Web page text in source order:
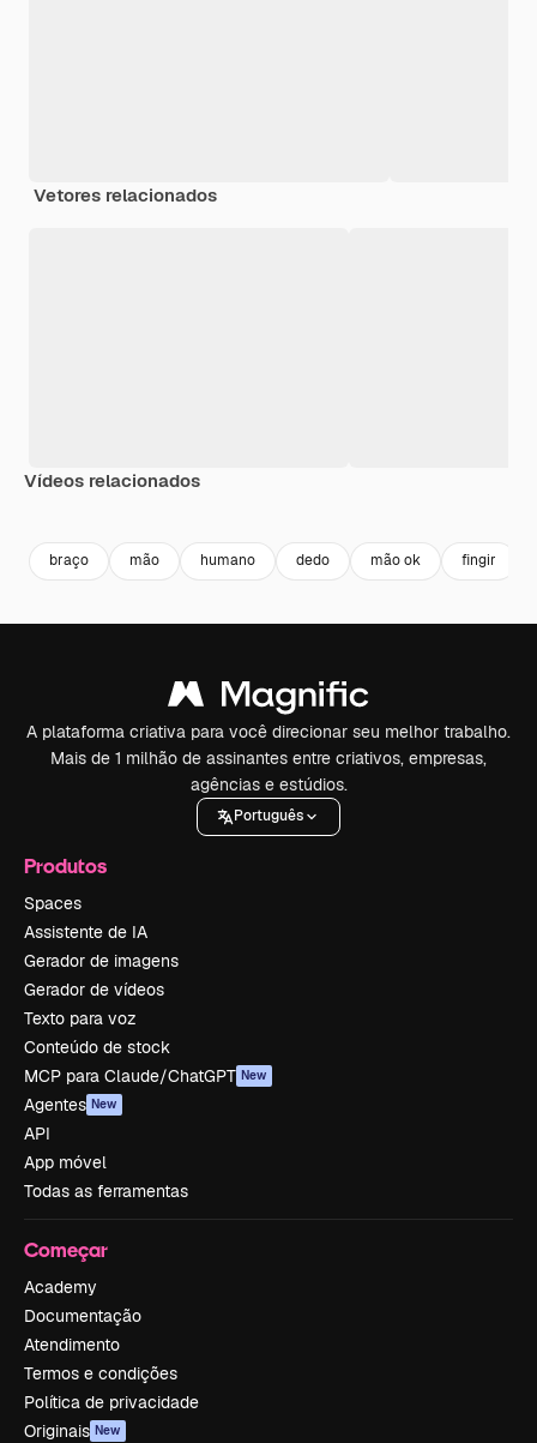
Vetores relacionados
Vídeos relacionados
braço mão humano dedo mão ok fingir
A plataforma criativa para você direcionar seu melhor trabalho.
Mais de 1 milhão de assinantes entre criativos, empresas,
agências e estúdios.
Português
Produtos
Spaces
Assistente de IA
Gerador de imagens
Gerador de vídeos
Texto para voz
Conteúdo de stock
MCP para Claude/ChatGPT New
Agentes New
API
App móvel
Todas as ferramentas
Começar
Academy
Documentação
Atendimento
Termos e condições
Política de privacidade
Originais New